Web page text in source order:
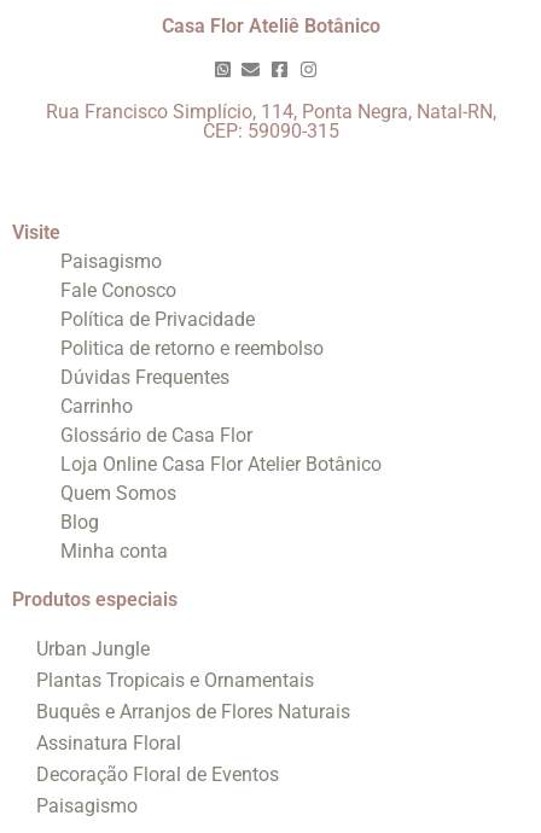
Casa Flor Ateliê Botânico
Rua Francisco Simplício, 114, Ponta Negra, Natal-RN,
CEP: 59090-315
Visite
Paisagismo
Fale Conosco
Política de Privacidade
Politica de retorno e reembolso
Dúvidas Frequentes
Carrinho
Glossário de Casa Flor
Loja Online Casa Flor Atelier Botânico
Quem Somos
Blog
Minha conta
Produtos especiais
Urban Jungle
Plantas Tropicais e Ornamentais
Buquês e Arranjos de Flores Naturais
Assinatura Floral
Decoração Floral de Eventos
Paisagismo